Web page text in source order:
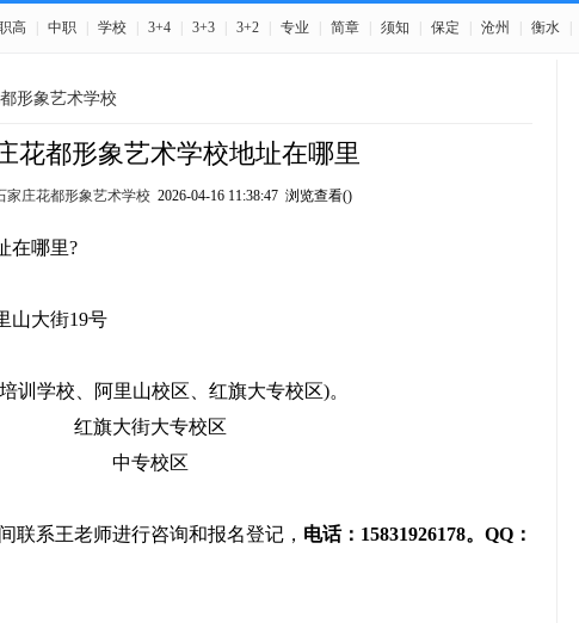
高 中职 学校 3+4 3+3 3+2 专业 简章 须知 保定 沧州 衡水
形象艺术学校
花都形象艺术学校地址在哪里
家庄花都形象艺术学校2026-04-16 11:38:47 浏览查看()
在哪里?
山大街19号
训学校、阿里山校区、红旗大专校区)。
红旗大街大专校区
中专校区
系王老师进行咨询和报名登记， 电话：15831926178。QQ：